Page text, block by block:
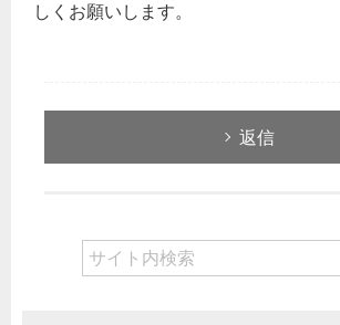
しくお願いします。
返信